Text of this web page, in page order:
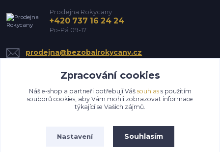
Prodejna Rokycany
+420 737 16 24 24
Po-Pá 09-17
prodejna@bezobalrokycany.cz
Upravit sběr cookies.
Zpracování cookies
Náš e-shop a partneři potřebují Váš souhlass použitím
souborů cookies, aby Vám mohli zobrazovat informace
týkající se Vašich zájmů.
Nastavení Souhlasím